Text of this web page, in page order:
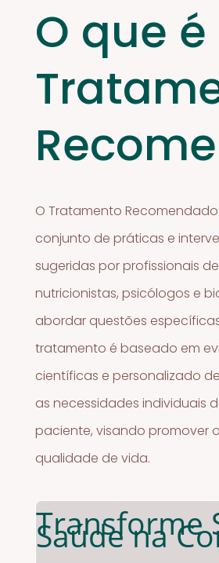
O que é
O Tratamento
conjunto de práticas e
sugeridas por profissionais
nutricionistas, psicólogos e
abordar questões
tratamento é baseado em
científicas e personalizado
as necessidades individuais
paciente, visando promover
qualidade de vida.
Transforme
Saúde na